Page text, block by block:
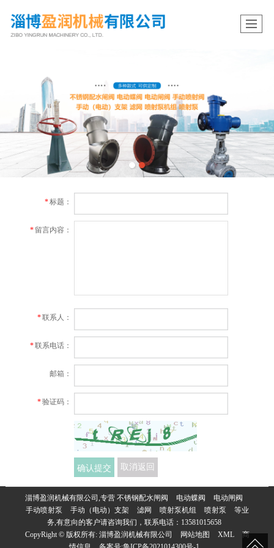
*标题：
* 留言内容：
*联系人：
*联系电话：
邮箱：
*验证码：
确认提交 取消返回
淄博盈润机械有限公司,专营 不锈钢配水闸阀 电动蝶阀
电动闸阀
手动喷射泵
手动（电动）支架 滤网 喷射泵机组 喷射泵
等业
务,有意向的客户请咨询我们，联系电话： 13581015658
CopyRight © 版权所有: 淄博盈润机械有限公司 网站地图 XML
商